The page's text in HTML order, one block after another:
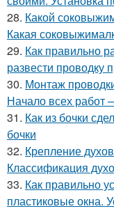
28. Какой
Какая
29. Как правильно
развести проводку
30. Монтаж
Начало всех работ
31. Как из бочки
бочки
32. Крепление
Классификация
33. Как правильно
пластиковые окна.